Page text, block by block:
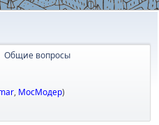
Общие вопросы
, МосМодер)